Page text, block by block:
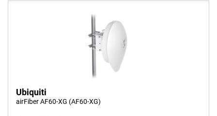
airFiber AF60-XG (AF60-XG)
Ubiquiti